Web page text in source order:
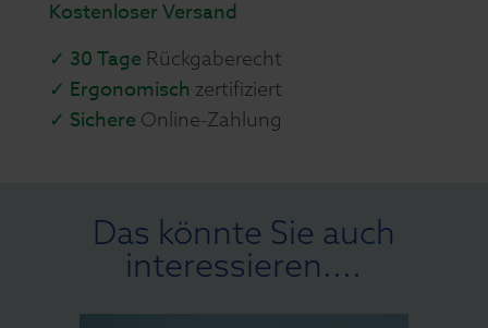
Kostenloser Versand
✓ 30 Tage Rückgaberecht
✓ Ergonomisch zertifiziert
✓ Sichere Online-Zahlung
Das könnte Sie auch
interessieren....